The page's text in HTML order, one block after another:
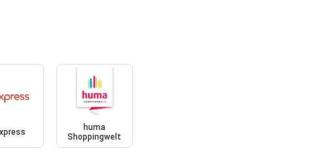
huma
Shoppingwelt